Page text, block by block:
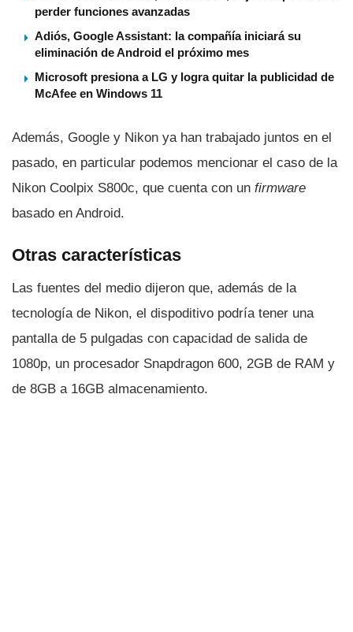
perder funciones avanzadas
Adiós, Google Assistant: la compañía iniciará su
eliminación de Android el próximo mes
Microsoft presiona a LG y logra quitar la publicidad de
McAfee en Windows 11
Además, Google y Nikon ya han trabajado juntos en el
pasado, en particular podemos mencionar el caso de la
Nikon Coolpix S800c, que cuenta con un firmware
basado en Android.
Otras caracterí­sticas
Las fuentes del medio dijeron que, además de la
tecnologí­a de Nikon, el dispoditivo podrí­a tener una
pantalla de 5 pulgadas con capacidad de salida de
1080p, un procesador Snapdragon 600, 2GB de RAM y
de 8GB a 16GB almacenamiento.